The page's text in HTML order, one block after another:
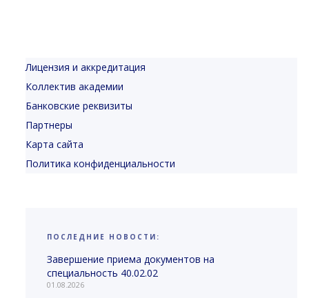
Лицензия и аккредитация
Коллектив академии
Банковские реквизиты
Партнеры
Карта сайта
Политика конфиденциальности
ПОСЛЕДНИЕ НОВОСТИ:
Завершение приема документов на
специальность 40.02.02
01.08.2026